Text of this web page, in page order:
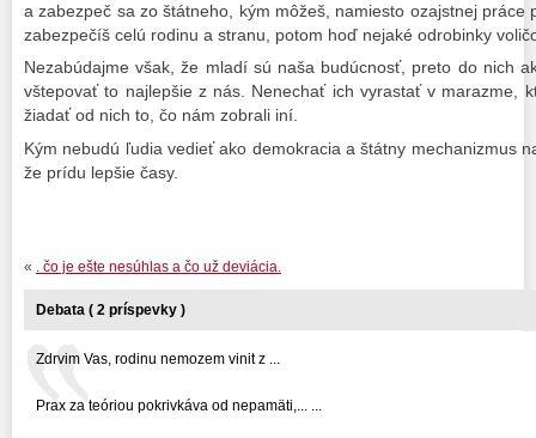
a zabezpeč sa zo štátneho, kým môžeš, namiesto ozajstnej práce
zabezpečíš celú rodinu a stranu, potom hoď nejaké odrobinky
Nezabúdajme však, že mladí sú naša budúcnosť, preto do nich
vštepovať to najlepšie z nás. Nenechať ich vyrastať v marazme,
žiadať od nich to, čo nám zobrali iní.
Kým nebudú ľudia vedieť ako demokracia a štátny mechanizmus
že prídu lepšie časy.
« . čo je ešte nesúhlas a čo už deviácia.
Debata ( 2 príspevky )
Zdrvim Vas, rodinu nemozem vinit z ...
Prax za teóriou pokrivkáva od nepamäti,... ...